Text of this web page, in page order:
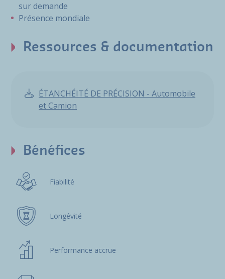
sur demande
Présence mondiale
Ressources & documentation
ÉTANCHÉITÉ DE PRÉCISION - Automobile
et Camion
Bénéfices
Fiabilité
Longévité
Performance accrue